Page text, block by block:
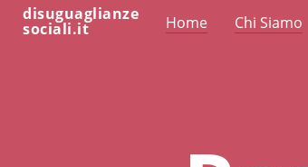
disuguaglianze
sociali.it Home Chi Siamo